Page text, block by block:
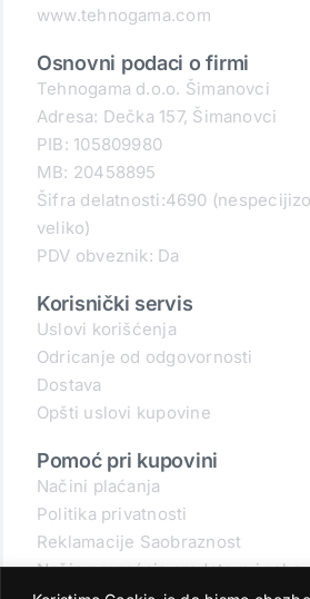
www.tehnogama.com
Osnovni podaci o firmi
Tehnogama d.o.o. Šimanovci
Adresa: Dečka 157, Šimanovci
PIB: 105809980
MB: 20458895
Šifra delatnosti:4690
veliko)
PDV obveznik: Da
Korisnički servis
Uslovi korišćenja
Odricanje od odgovornosti
Dostava
Opšti uslovi kupovine
Pomoć pri kupovini
Načini plaćanja
Politika privatnosti
Reklamacije Saobraznost
Način povraćaja sredstava i robe